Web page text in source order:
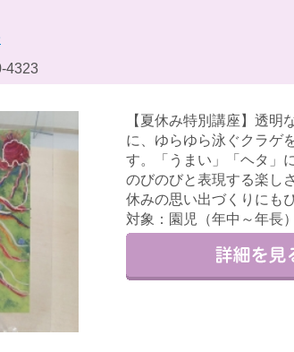
4323
【夏休み特別講座】透明
に、ゆらゆら泳ぐクラゲ
す。「うまい」「ヘタ」
のびのびと表現する楽し
休みの思い出づくりにも
対象：園児（年中～年長）